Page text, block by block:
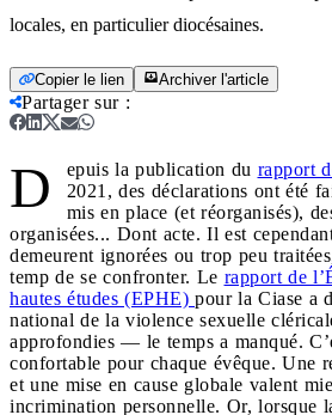
locales, en particulier diocésaines.
Copier le lien Archiver l'article
Partager sur:
D epuis la publication du rapport
2021, des déclarations ont été
mis en place (et réorganisés),
organisées... Dont acte. Il est
demeurent ignorées ou trop peu
temp de se confronter. Le rapport de
hautes études (EPHE) pour la Ciase a
national de la violence sexuelle
approfondies — le temps a manqué.
confortable pour chaque évêque. Une
et une mise en cause globale valent
incrimination personnelle. Or, lorsque